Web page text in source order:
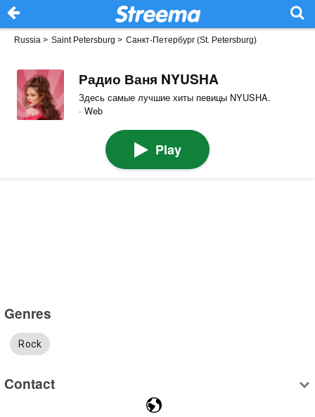
Russia > Saint Petersburg > Санкт-Петербург (St. Petersburg)
Радио Ваня NYUSHA
Здесь самые лучшие хиты певицы NYUSHA.
· Web
Play
Genres
Rock
Contact